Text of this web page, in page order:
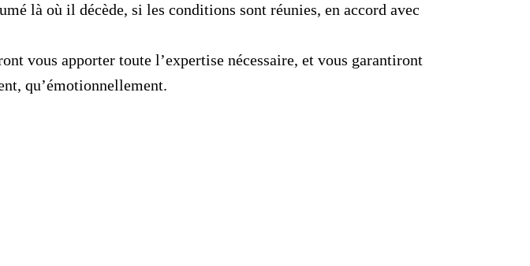
là où il décède, si les conditions sont réunies, en accord avec
vous apporter toute l’expertise nécessaire, et vous garantiront
qu’émotionnellement.